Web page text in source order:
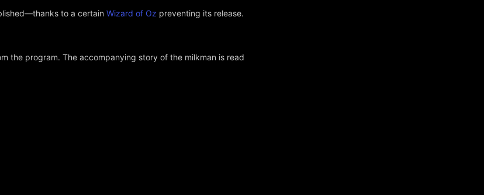
to a certain Wizard of Oz preventing its release.
the program. The accompanying story of the milkman is read